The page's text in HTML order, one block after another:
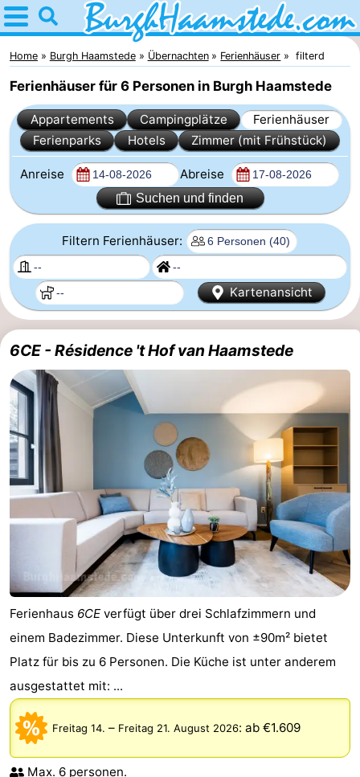
Home
Burgh
Haamstede
Tipps
Für
Kop
van
Schouwen
Übernachten
Appartements
Campingplätze
Ferienhäuser
-
Buitenheem
-
Duinoord
-
Ginsterveld
-
Julianahoeve
-
Livingstone
-
Haamstede
Résidence
't
Hof
van
Haamstede
-
Schouwen
-
Schouwse
Valleien
-
Wijde
Blick
-
Zeeuwse
Home Burgh Haamstede Übernachten Ferienhäuser filterd
Ferienhäuser für 6 Personen in Burgh Haamstede
Appartements Campingplätze
Ferienhäuser
Ferienparks
Hotels Zimmer (mit Frühstück)
Anreise Abreise
Suchen und finden
Filtern Ferienhäuser:
Kartenansicht
6CE - Résidence 't Hof van Haamstede
Ferienhaus 6CE verfügt über drei Schlafzimmern und
einem Badezimmer. Diese Unterkunft von ±90m² bietet
Platz für bis zu 6 Personen. Die Küche ist unter anderem
ausgestattet mit: ...
Freitag 14. – Freitag 21. August 2026: ab €1.609
Max. 6 personen.